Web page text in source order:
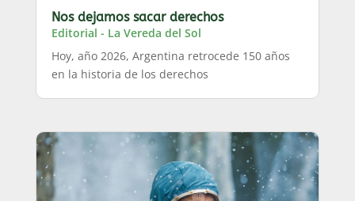
Nos dejamos sacar derechos
Editorial - La Vereda del Sol
Hoy, año 2026, Argentina retrocede 150 años
en la historia de los derechos